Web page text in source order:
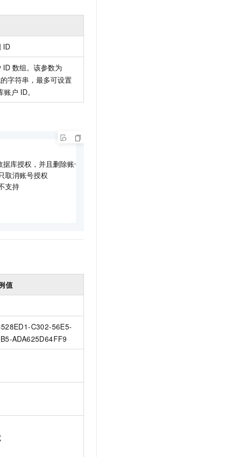
ID
ID 数组。该参数为
字符串，最多可设置
户 ID。
并且删除账号授权
账号授权
持
值
C302-56E5-
ADA625D64FF9